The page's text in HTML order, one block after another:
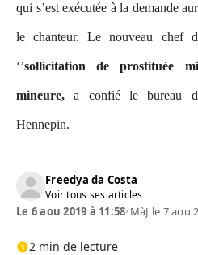
qui s’est exécutée à la demande
le chanteur. Le nouveau chef
‘’sollicitation de prostituée
mineure, a confié le bureau
Hennepin.
Freedya da Costa
Voir tous ses articles
Le 6 aou 2019 à 11:58•MàJ le 7 aou
2 min de lecture